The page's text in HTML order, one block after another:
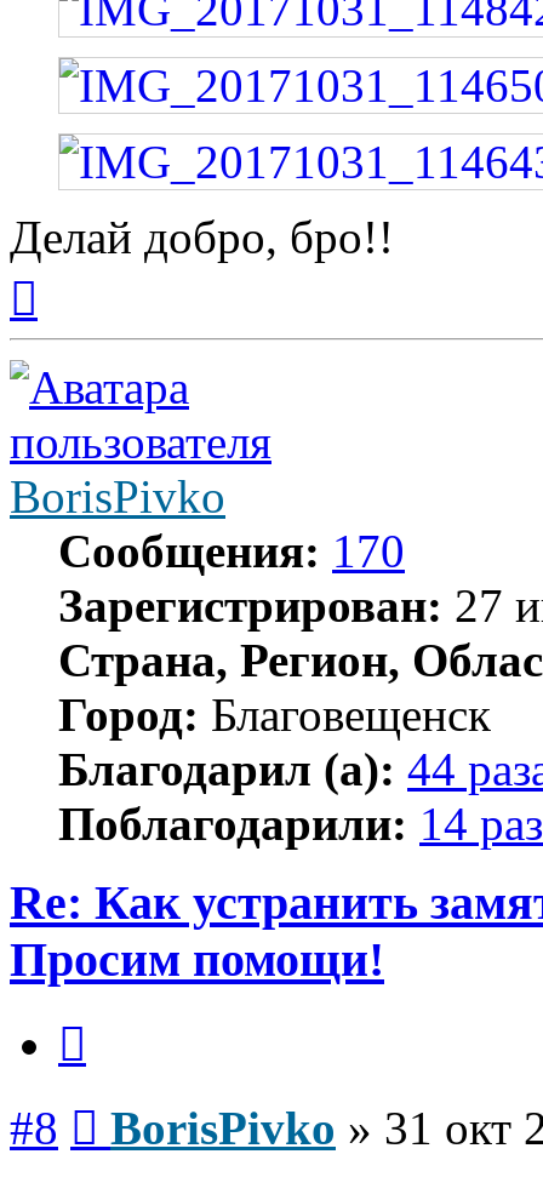
Делай добро, бро!!
началу
BorisPivko
Сообщения: 170
Зарегистрирован: 27
Страна, Регион,
Город: Благовещенск
Благодарил (а): 44
Поблагодарили: 14 раз
Re: Как устранить
Просим помощи!
#8 BorisPivko » 31 окт